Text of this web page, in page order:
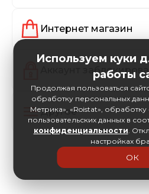
Интернет магазин
Аккаунт
Другое
Используем куки
работы
Продолжая пользоваться
обработку персональных
Метрика», «Roistat»,
пользовательских данных в
конфиденциальности.
настройках
ОК